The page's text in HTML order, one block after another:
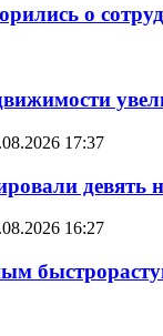
о
17:37
девять
16:27